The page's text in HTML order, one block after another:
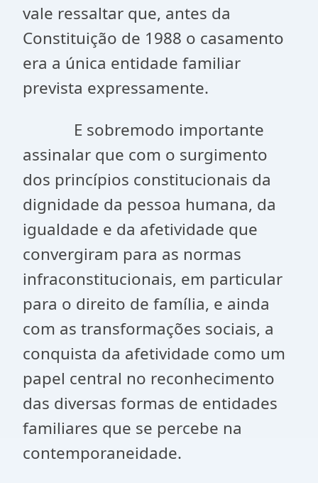
vale ressaltar que, antes da
Constituição de 1988 o casamento
era a única entidade familiar
prevista expressamente.
E sobremodo importante
assinalar que com o surgimento
dos princípios constitucionais da
dignidade da pessoa humana, da
igualdade e da afetividade que
convergiram para as normas
infraconstitucionais, em particular
para o direito de família, e ainda
com as transformações sociais, a
conquista da afetividade como um
papel central no reconhecimento
das diversas formas de entidades
familiares que se percebe na
contemporaneidade.